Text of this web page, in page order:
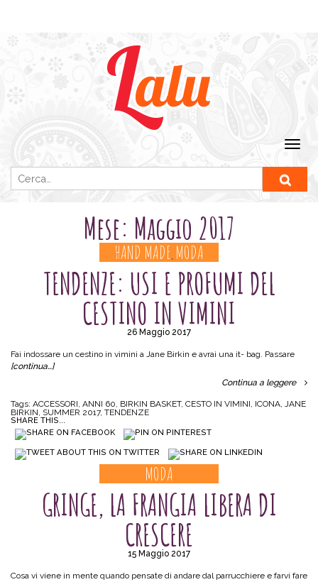
Mese: Maggio 2017
HAND MADE , MODA
TENDENZE: USI E PROFUMI DEL
CESTINO IN VIMINI
26 Maggio 2017
Fai indossare un cestino in vimini a Jane Birkin e avrai una it- bag. Passare
[continua…]
Continua a leggere
Tags: ACCESSORI, ANNI 60, BIRKIN BASKET, CESTO IN VIMINI, ICONA, JANE
BIRKIN, SUMMER 2017, TENDENZE
SHARE THIS...
MODA
GRINGE, LA FRANGIA LIBERA DI
CRESCERE
15 Maggio 2017
Cosa vi viene in mente quando pensate di andare dal parrucchiere e farvi fare